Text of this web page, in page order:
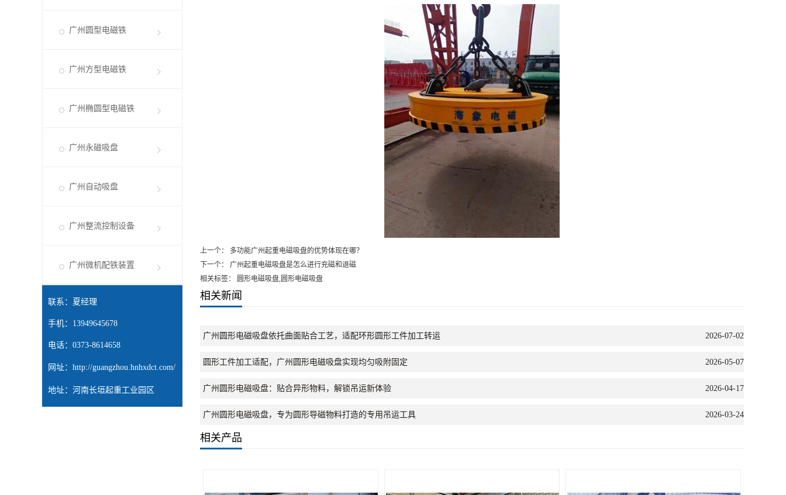
广州圆型电磁铁
广州方型电磁铁
广州椭圆型电磁铁
广州永磁吸盘
广州自动吸盘
广州整流控制设备
广州微机配铁装置
联系：夏经理
手机：13949645678
电话：0373-8614658
网址： http://guangzhou.hnhxdct.com/
地址：河南长垣起重工业园区
上一个：
多功能广州起重电磁吸盘的优势体现在哪？
下一个：
广州起重电磁吸盘是怎么进行充磁和退磁
相关标签： 圆形电磁吸盘,圆形电磁吸盘
相关新闻
广州圆形电磁吸盘依托曲面贴合工艺，适配环形圆形工件加工转运 2026-07-02
圆形工件加工适配，广州圆形电磁吸盘实现均匀吸附固定 2026-05-07
广州圆形电磁吸盘：贴合异形物料，解锁吊运新体验 2026-04-17
广州圆形电磁吸盘，专为圆形导磁物料打造的专用吊运工具 2026-03-24
相关产品